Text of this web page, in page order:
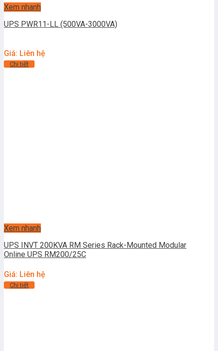
Xem nhanh
UPS PWR11-LL (500VA-3000VA)
Giá: Liên hệ
Chi tiết
Xem nhanh
UPS INVT 200KVA RM Series Rack-Mounted Modular
Online UPS RM200/25C
Giá: Liên hệ
Chi tiết